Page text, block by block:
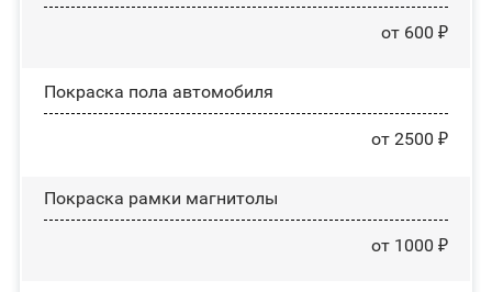
от 600 ₽
Покраска пола автомобиля
от 2500 ₽
Покраска рамки магнитолы
от 1000 ₽